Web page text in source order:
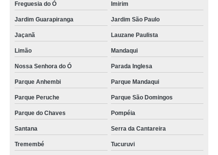
lembrança chá de bebê Moema
lembrancinhas cha de bebê menina Americana
lembrancinha de cha de bebê menina preço Ibirapuera
lembrancinha de cha de bebê menino Jardim Europa
onde tem lembrancinhas para chá de fralda Alto de Pinheiros
quanto custa lembrancinha de cha de bebê menina Araçatuba
Freguesia do Ó Imirim
Jardim Guarapiranga Jardim São Paulo
Jaçanã Lauzane Paulista
Limão Mandaqui
Nossa Senhora do Ó Parada Inglesa
Parque Anhembi Parque Mandaqui
Parque Peruche Parque São Domingos
Parque do Chaves Pompéia
Santana Serra da Cantareira
Tremembé Tucuruvi